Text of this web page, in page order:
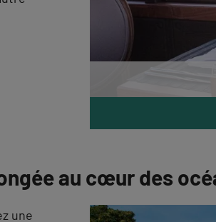
au cœur des
une